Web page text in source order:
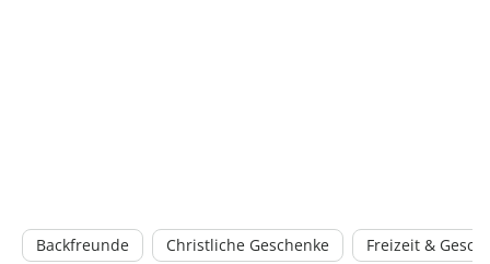
Backfreunde Christliche Geschenke Freizeit &